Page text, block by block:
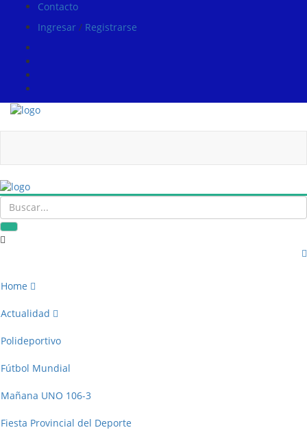
Contacto
Ingresar / Registrarse
Home
Actualidad
Polideportivo
Fútbol Mundial
Mañana UNO 106-3
Fiesta Provincial del Deporte